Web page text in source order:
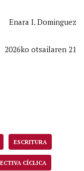
Enara I. Dominguez
2026ko otsailaren 21
ESCRITURA
CÍCLICA